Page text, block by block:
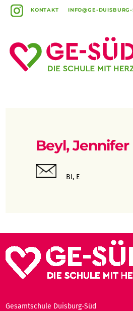
KONTAKT INFO@GE-
Beyl, Jennifer
BI, E
Gesamtschule Duisburg-Süd